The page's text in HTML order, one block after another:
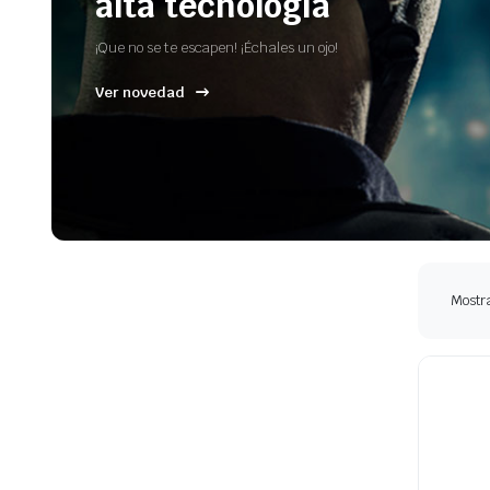
¡Que no se te escapen! ¡Échales un ojo!
Ver novedad